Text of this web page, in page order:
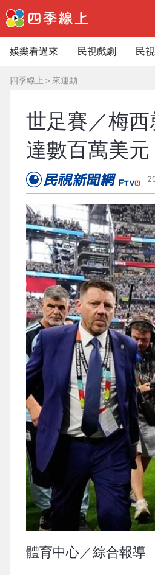
娛樂看過來 民視戲劇 民
四季線上 ＞ 來運動
世足賽／梅
達數百萬美元
體育中心／綜合報導